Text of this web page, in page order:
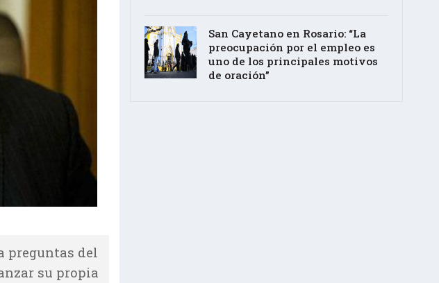
preguntas del
su propia
San Cayetano en Rosario: “La
preocupación por el empleo es
uno de los principales motivos
de oración”